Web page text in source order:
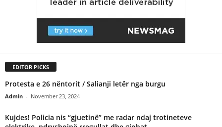
EDITOR PICKS
Protesta e 26 nëntorit / Salianji letër nga burgu
Admin - November 23, 2024
Kujdes! Policia nis “gjuetinë” me radar ndaj trotineteve